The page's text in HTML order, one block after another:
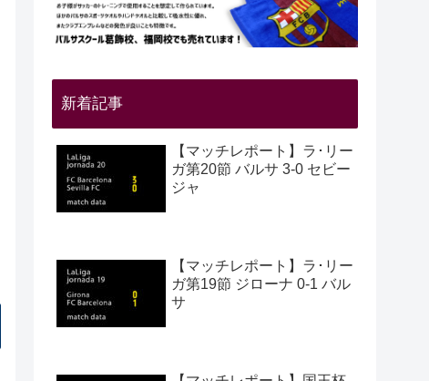
新着記事
【マッチレポート】ラ･リー
ガ第20節 バルサ 3-0 セビー
ジャ
【マッチレポート】ラ･リー
ガ第19節 ジローナ 0-1 バル
サ